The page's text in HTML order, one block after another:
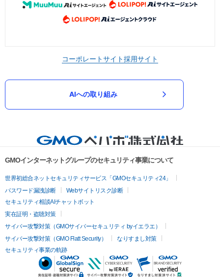
コーポレートサイト採用サイト
AIへの取り組み
GMOインターネットグループのセキュリティ事業について
世界初総合ネットセキュリティサービス「GMOセキュリティ24」
パスワード漏洩診断
Webサイトリスク診断
セキュリティ相談AIチャットボット
実在証明・盗聴対策
サイバー攻撃対策（GMOサイバーセキュリティ byイエラエ）
サイバー攻撃対策（GMO Flatt Security）
なりすまし対策
セキュリティ事業の軌跡